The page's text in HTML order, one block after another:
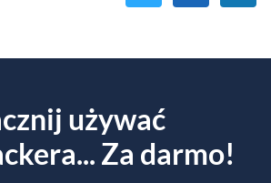
używać
Za darmo!